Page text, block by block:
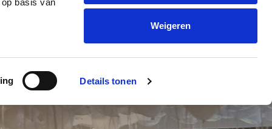
basis van
Details tonen
Weigeren
MOET